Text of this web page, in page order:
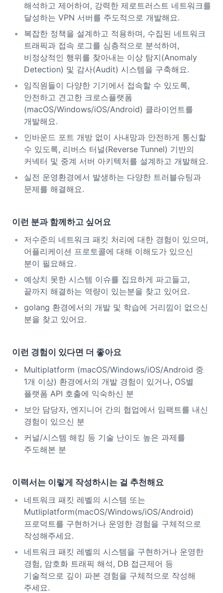
해석하고 제어하여, 강력한 제로트러스트 네트워크를
달성하는 VPN 서버를 주도적으로 개발해요.
복잡한 정책을 설계하고 적용하며, 수집된 네트워크
트래픽과 접속 로그를 심층적으로 분석하여,
비정상적인 행위를 찾아내는 이상 탐지(Anomaly
Detection) 및 감사(Audit) 시스템을 구축해요.
임직원들이 다양한 기기에서 접속할 수 있도록,
안전하고 견고한 크로스플랫폼
(macOS/Windows/iOS/Android) 클라이언트를
개발해요.
인바운드 포트 개방 없이 사내망과 안전하게 통신할
수 있도록, 리버스 터널(Reverse Tunnel) 기반의
커넥터 및 중계 서버 아키텍처를 설계하고 개발해요.
실전 운영환경에서 발생하는 다양한 트러블슈팅과
문제를 해결해요.
이런 분과 함께하고 싶어요
저수준의 네트워크 패킷 처리에 대한 경험이 있으며,
어플리케이션 프로토콜에 대해 이해도가 있으신
분이 필요해요.
예상치 못한 시스템 이슈를 집요하게 파고들고,
끝까지 해결하는 역량이 있는분을 찾고 있어요.
golang 환경에서의 개발 및 학습에 거리낌이 없으신
분을 찾고 있어요.
이런 경험이 있다면 더 좋아요
Multiplatform (macOS/Windows/iOS/Android 중
1개 이상) 환경에서의 개발 경험이 있거나, OS별
플랫폼 API 호출에 익숙하신 분
보안 담당자, 엔지니어 간의 협업에서 임팩트를 내신
경험이 있으신 분
커널/시스템 해킹 등 기술 난이도 높은 과제를
주도해본 분
이력서는 이렇게 작성하시는 걸 추천해요
네트워크 패킷 레벨의 시스템 또는
Mutliplatform(macOS/Windows/iOS/Android)
프로덕트를 구현하거나 운영한 경험을 구체적으로
작성해주세요.
네트워크 패킷 레벨의 시스템을 구현하거나 운영한
경험, 암호화 트래픽 해석, DB 접근제어 등
기술적으로 깊이 파본 경험을 구체적으로 작성해
주세요.